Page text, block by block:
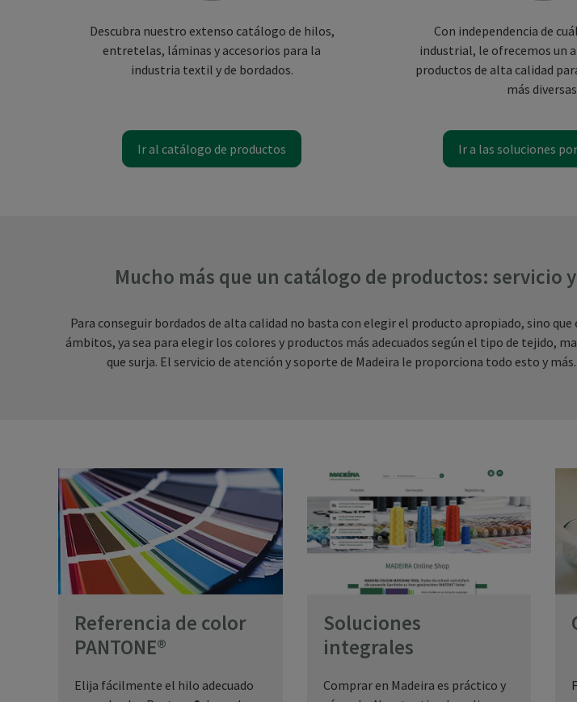
Descubra nuestro extenso catálogo de hilos,
entretelas, láminas y accesorios para la
industria textil y de bordados.
Ir al catálogo de productos
Con independencia de
industrial, le ofrecemos un
productos de alta calidad
más
Ir a las soluciones
Mucho más que un catálogo de productos:
Para conseguir bordados de alta calidad no basta con elegir el producto apropiado, sino
ámbitos, ya sea para elegir los colores y productos más adecuados según el tipo de
que surja. El servicio de atención y soporte de Madeira le proporciona todo esto y
Referencia de color
PANTONE®
Elija fácilmente el hilo adecuado
Soluciones
integrales
Comprar en Madeira es práctico y